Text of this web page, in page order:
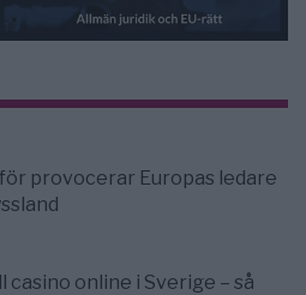
provocerar Europas ledare
casino online i Sverige – så